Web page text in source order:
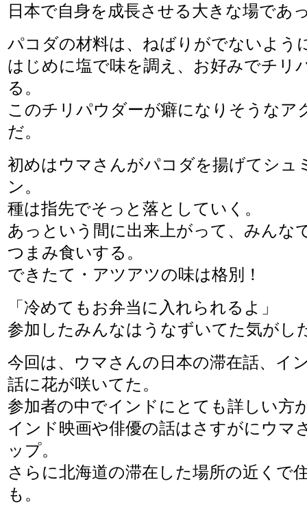
日本で自身を成長させる大きな場であ
パコダの材料は、ねばりがでないよう
はじめに塩で味を調え、お好みでチリ
る。
このチリパウダーが癖になりそうなア
だ。
初めはウマさんがパコダを揚げてシュ
ン。
種は指先でそっと落としていく。
あっという間に出来上がって、みんな
つまみ食いする。
できたて・アツアツの味は格別！
「冷めてもお弁当に入れられるよ」
参加したみんなはうなずいてた気がし
今回は、ウマさんの日本の滞在話、イ
話に花が咲いてた。
参加者の中でインドにとても詳しい方
インド映画や俳優の話はさすがにウマ
ップ。
さらに北海道の滞在した場所の近くで
も。